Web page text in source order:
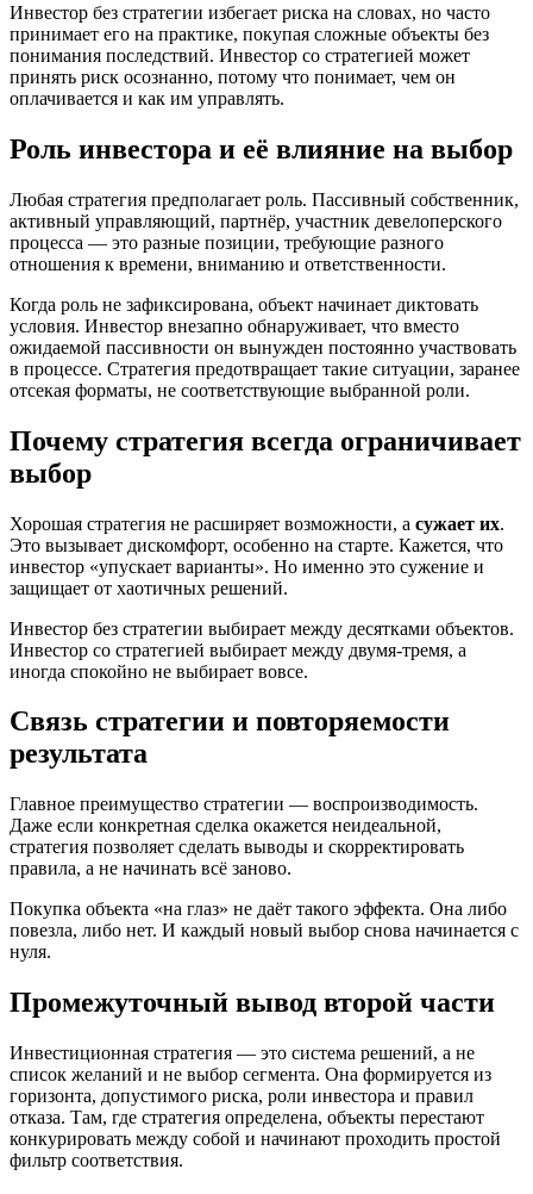
Инвестор без стратегии избегает риска на словах, но часто
принимает его на практике, покупая сложные объекты без
понимания последствий. Инвестор со стратегией может
принять риск осознанно, потому что понимает, чем он
оплачивается и как им управлять.
Роль инвестора и её влияние на выбор
Любая стратегия предполагает роль. Пассивный собственник,
активный управляющий, партнёр, участник девелоперского
процесса — это разные позиции, требующие разного
отношения к времени, вниманию и ответственности.
Когда роль не зафиксирована, объект начинает диктовать
условия. Инвестор внезапно обнаруживает, что вместо
ожидаемой пассивности он вынужден постоянно участвовать
в процессе. Стратегия предотвращает такие ситуации, заранее
отсекая форматы, не соответствующие выбранной роли.
Почему стратегия всегда ограничивает
выбор
Хорошая стратегия не расширяет возможности, а сужает их.
Это вызывает дискомфорт, особенно на старте. Кажется, что
инвестор «упускает варианты». Но именно это сужение и
защищает от хаотичных решений.
Инвестор без стратегии выбирает между десятками объектов.
Инвестор со стратегией выбирает между двумя-тремя, а
иногда спокойно не выбирает вовсе.
Связь стратегии и повторяемости
результата
Главное преимущество стратегии — воспроизводимость.
Даже если конкретная сделка окажется неидеальной,
стратегия позволяет сделать выводы и скорректировать
правила, а не начинать всё заново.
Покупка объекта «на глаз» не даёт такого эффекта. Она либо
повезла, либо нет. И каждый новый выбор снова начинается с
нуля.
Промежуточный вывод второй части
Инвестиционная стратегия — это система решений, а не
список желаний и не выбор сегмента. Она формируется из
горизонта, допустимого риска, роли инвестора и правил
отказа. Там, где стратегия определена, объекты перестают
конкурировать между собой и начинают проходить простой
фильтр соответствия.